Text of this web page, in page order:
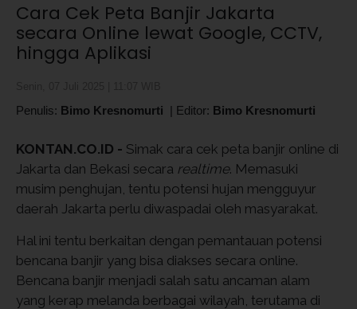
Cara Cek Peta Banjir Jakarta
secara Online lewat Google, CCTV,
hingga Aplikasi
Penulis: Bimo Kresnomurti | Editor: Bimo Kresnomurti
KONTAN.CO.ID - Simak cara cek peta banjir online di
Jakarta dan Bekasi secara realtime. Memasuki
musim penghujan, tentu potensi hujan mengguyur
daerah Jakarta perlu diwaspadai oleh masyarakat.
Hal ini tentu berkaitan dengan pemantauan potensi
bencana banjir yang bisa diakses secara online.
Bencana banjir menjadi salah satu ancaman alam
yang kerap melanda berbagai wilayah, terutama di